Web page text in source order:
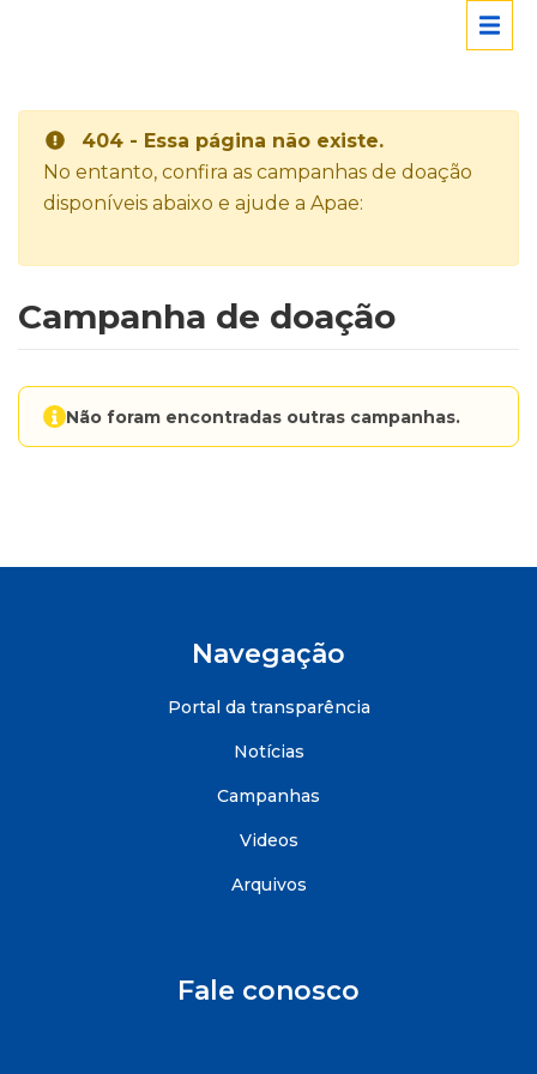
404 - Essa página não existe.
No entanto, confira as campanhas de doação
disponíveis abaixo e ajude a Apae:
Campanha de doação
Não foram encontradas outras campanhas.
Navegação
Portal da transparência
Notícias
Campanhas
Videos
Arquivos
Fale conosco